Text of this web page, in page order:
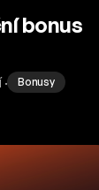
bonus
Bonusy